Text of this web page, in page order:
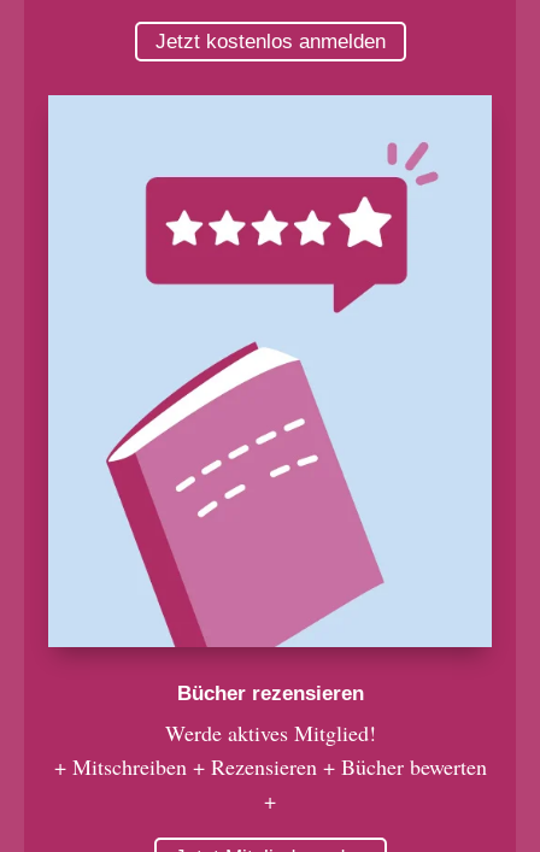
Jetzt kostenlos anmelden
Bücher rezensieren
Werde aktives Mitglied!
+ Mitschreiben + Rezensieren + Bücher bewerten
+